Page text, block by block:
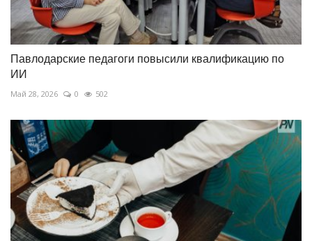
Павлодарские педагоги повысили квалификацию по
ИИ
Май 28, 2026 0 502